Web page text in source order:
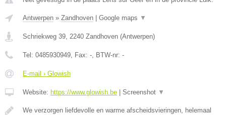
Antwerpen » Zandhoven Google maps ▼
Schriekweg 39, 2240 Zandhoven (Antwerpen)
Tel: 0485930949, Fax: -, BTW-nr: -
E-mail › Glowish
Website: https://www.glowish.be Screenshot ▼
We verzorgen liefdevolle en warme afscheidsvieringen, helemaal